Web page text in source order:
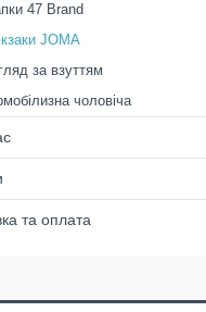
47 Brand
JOMA
за взуттям
чоловіча
та оплата